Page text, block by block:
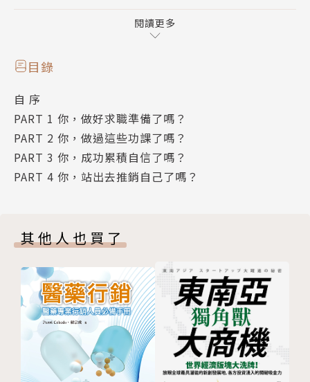
人的「信念」，是一件很奇特的事。
但，它引導著一個人，走向一生前進的道路。
有些目標和夢想，你想要，你去做，你就能得到。
激勵大師戴晨志博士，擅長的不只是激勵，還要再加上
「努力」。
抓緊每一段零碎的時間，他狂唸報、唸廣告，唸入眼看
上成功嶺受訓，即使被操得滿身大汗，他還是握著筆，
坐在樹下猛寫日記；
看電影，也不忘帶著小筆記本，一發現名言佳句，摸黑
也要立刻記下來！
戴老師能夠建立大師級的地位，享譽海內外，包括兩岸
閱讀更多
目錄
自 序
PART 1 你，做好求職準備了嗎？
PART 2 你，做過這些功課了嗎？
PART 3 你，成功累積自信了嗎？
PART 4 你，站出去推銷自己了嗎？
其他人也買了